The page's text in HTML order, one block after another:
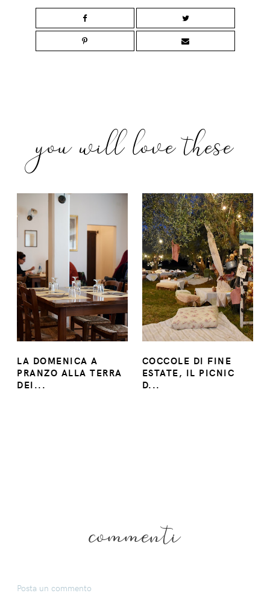
you will love these
LA DOMENICA A
PRANZO ALLA TERRA
DEI...
COCCOLE DI FINE
ESTATE, IL PICNIC
D...
commenti
Posta un commento